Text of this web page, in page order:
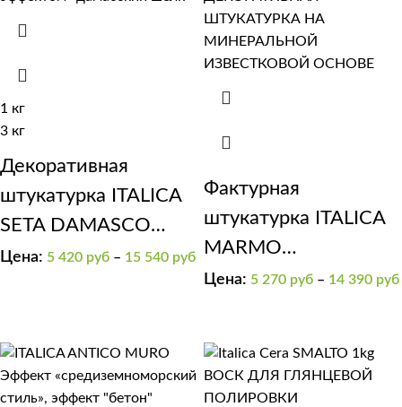
1 кг
3 кг
Декоративная
штукатурка ITALICA
SETA DAMASCO
классический шелк
Цена: 5 420 руб – 15 540 руб
Фактурная
штукатурка ITALICA
MARMO
TRAVERTINO 500
Цена: 5 270 руб – 14 390 руб